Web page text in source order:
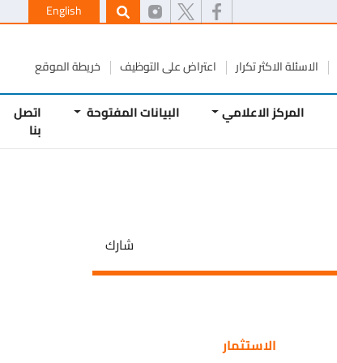
English
الاسئلة الاكثر تكرار اعتراض على التوظيف خريطة الموقع
المركز الاعلامي البيانات المفتوحة اتصل
بنا
شارك
الاستثمار